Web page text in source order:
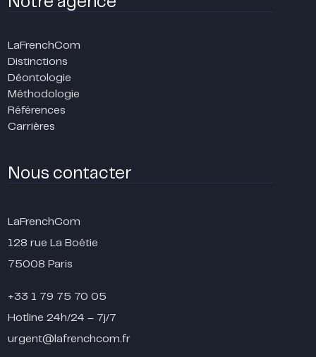
LaFrenchCom
Distinctions
Déontologie
Méthodologie
Références
Carrières
Nous contacter
LaFrenchCom
128 rue La Boétie
75008 Paris
+33 1 79 75 70 05
Hotline 24h/24 – 7j/7
urgent@lafrenchcom.fr